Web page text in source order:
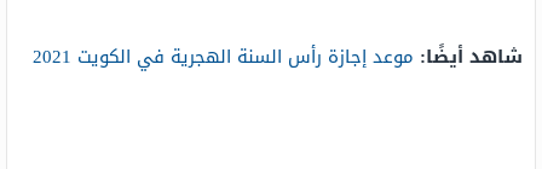
شاهد أيضًا: موعد إجازة رأس السنة الهجرية في الكويت 2021